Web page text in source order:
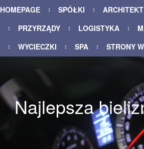
HOMEPAGE SPÓŁKI
PRZYRZĄDY
LOGISTYKA
WYCIECZKI
SPA STRONY
Najlepsza